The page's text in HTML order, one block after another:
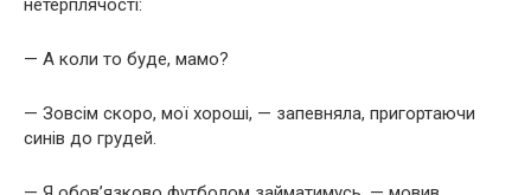
нетерплячості:
— А коли то буде, мамо?
— Зовсім скоро, мої хороші, — запевняла, пригортаючи
синів до гpyдей.